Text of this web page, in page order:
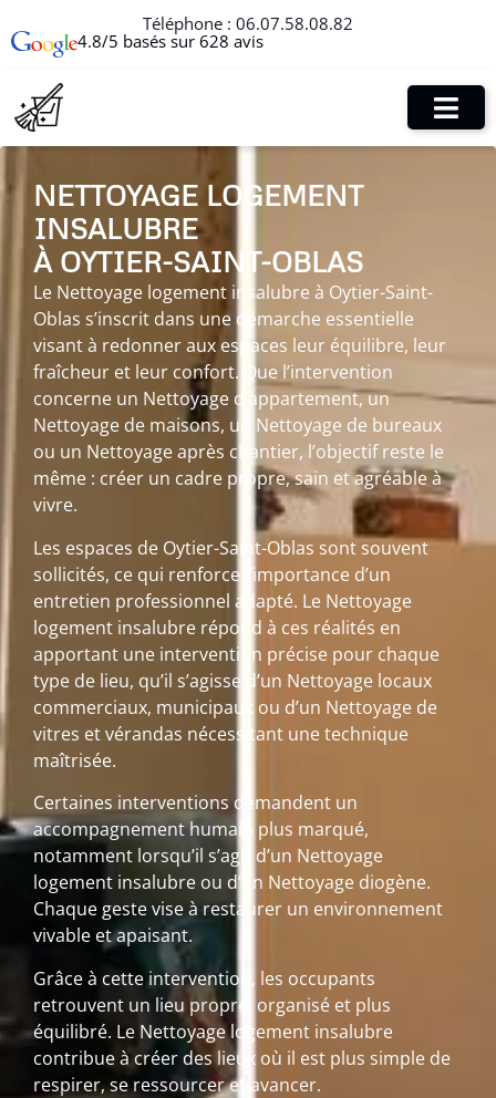
Téléphone : 06.07.58.08.82
4.8/5 basés sur 628 avis
NETTOYAGE LOGEMENT
INSALUBRE
À OYTIER-SAINT-OBLAS
Le Nettoyage logement insalubre à Oytier-Saint-
Oblas s’inscrit dans une démarche essentielle
visant à redonner aux espaces leur équilibre, leur
fraîcheur et leur confort. Que l’intervention
concerne un Nettoyage d’appartement, un
Nettoyage de maisons, un Nettoyage de bureaux
ou un Nettoyage après chantier, l’objectif reste le
même : créer un cadre propre, sain et agréable à
vivre.
Les espaces de Oytier-Saint-Oblas sont souvent
sollicités, ce qui renforce l’importance d’un
entretien professionnel adapté. Le Nettoyage
logement insalubre répond à ces réalités en
apportant une intervention précise pour chaque
type de lieu, qu’il s’agisse d’un Nettoyage locaux
commerciaux, municipaux ou d’un Nettoyage de
vitres et vérandas nécessitant une technique
maîtrisée.
Certaines interventions demandent un
accompagnement humain plus marqué,
notamment lorsqu’il s’agit d’un Nettoyage
logement insalubre ou d’un Nettoyage diogène.
Chaque geste vise à restaurer un environnement
vivable et apaisant.
Grâce à cette intervention, les occupants
retrouvent un lieu propre, organisé et plus
équilibré. Le Nettoyage logement insalubre
contribue à créer des lieux où il est plus simple de
respirer, se ressourcer et avancer.